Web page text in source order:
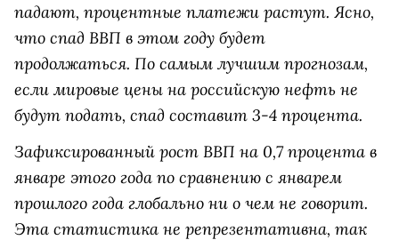
падают, процентные платежи растут. Ясно,
что спад ВВП в этом году будет
продолжаться. По самым лучшим прогнозам,
если мировые цены на российскую нефть не
будут подать, спад составит 3-4 процента.
Зафиксированный рост ВВП на 0,7 процента в
январе этого года по сравнению с январем
прошлого года глобально ни о чем не говорит.
Эта статистика не репрезентативна, так